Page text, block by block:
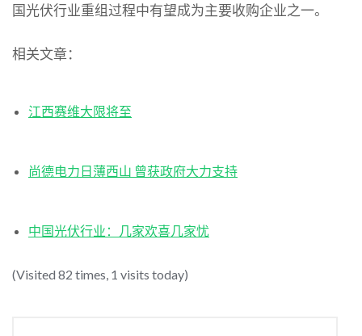
国光伏行业重组过程中有望成为主要收购企业之一。
相关文章：
江西赛维大限将至
尚德电力日薄西山 曾获政府大力支持
中国光伏行业：几家欢喜几家忧
(Visited 82 times, 1 visits today)